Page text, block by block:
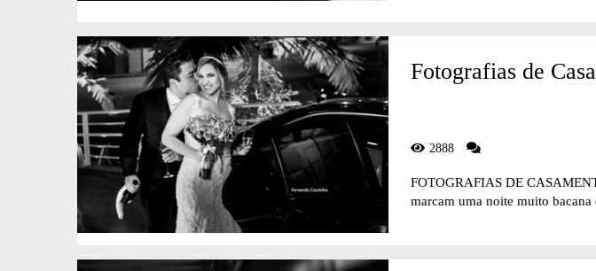
Fotografias de
2888
FOTOGRAFIAS DE
marcam uma noite muito bacana